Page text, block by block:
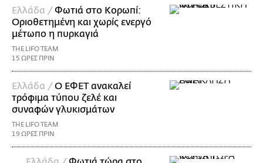
Ελλάδα /Φωτιά στο Κορωπί:
Οριοθετημένη και χωρίς ενεργό
μέτωπο η πυρκαγιά
THE LIFO TEAM
15 ΩΡΕΣ ΠΡΙΝ
Ελλάδα /Ο ΕΦΕΤ ανακαλεί
τρόφιμα τύπου ζελέ και
συναφών γλυκισμάτων
THE LIFO TEAM
19 ΩΡΕΣ ΠΡΙΝ